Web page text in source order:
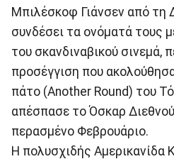
Μπιλέσκοφ Γιάνσεν από τη
συνδέσει τα ονόματά τους
του σκανδιναβικού σινεμά,
προσέγγιση που
πάτο (Another Round) του
απέσπασε το Όσκαρ
περασμένο Φεβρουάριο.
Η πολυσχιδής Αμερικανίδα